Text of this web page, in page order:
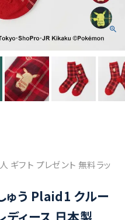
ギフト プレゼント 無料ラッ
ゅう Plaid1 クルー